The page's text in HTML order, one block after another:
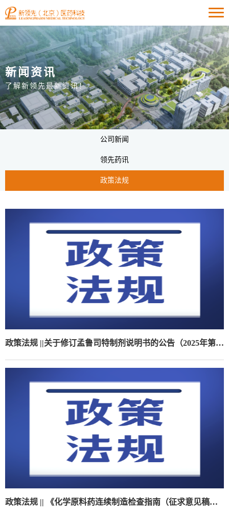
新闻资讯
了解新领先最新资讯！
公司新闻
领先药讯
政策法规
政策法规 ||关于修订孟鲁司特制剂说明书的公告（2025年第120号）（附法规概览12.22-12.26）
政策法规 || 《化学原料药连续制造检查指南（征求意见稿）》（附法规概览12.15-12.19）